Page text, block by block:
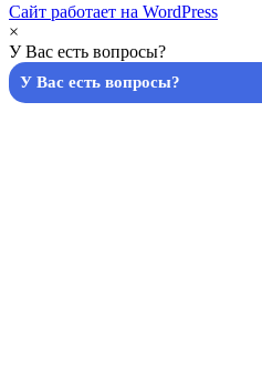
Сайт работает на WordPress
×
У Вас есть вопросы?
У Вас есть вопросы?